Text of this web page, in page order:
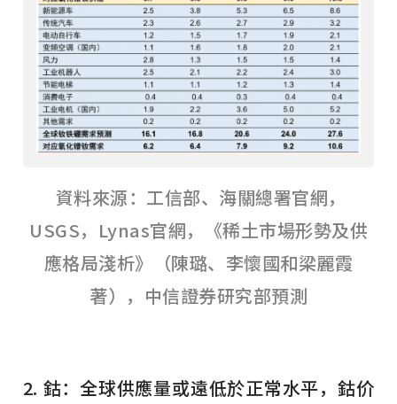
資料來源：工信部、海關總署官網，
USGS，Lynas官網，《稀土市場形勢及供
應格局淺析》（陳璐、李懷國和梁麗霞
著），中信證券研究部預測
2. 鈷：全球供應量或遠低於正常水平，鈷价